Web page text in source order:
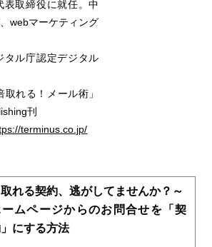
表取締役に就任。中
webマーケティング
タル庁認定デジタル
れる！メール術」
刊
terminus.co.jp/
取れる契約、逃がしてませんか？～
ムページからのお問合せを「契
にする方法